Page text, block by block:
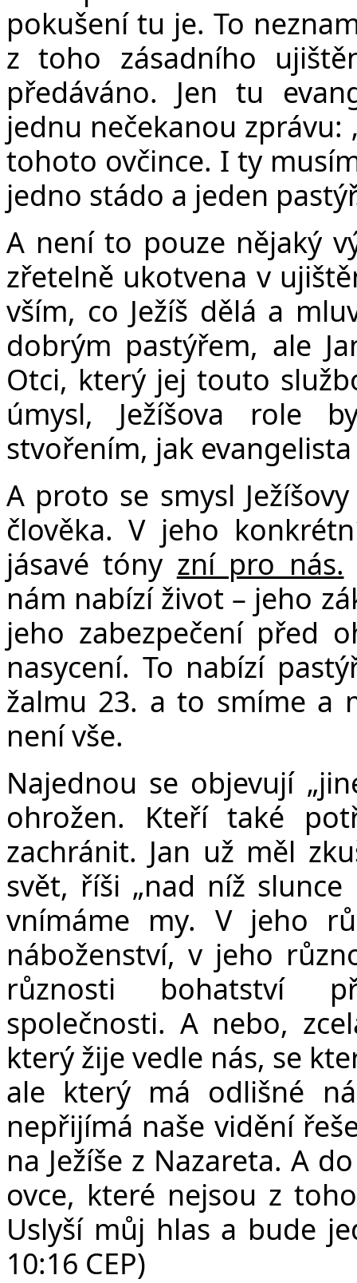
pokušení tu je. To
z toho zásadního
předáváno. Jen tu
jednu nečekanou zprávu:
tohoto ovčince. I ty
jedno stádo a jeden
A není to pouze nějaký
zřetelně ukotvena v
vším, co Ježíš dělá a
dobrým pastýřem, ale
Otci, který jej touto
úmysl, Ježíšova role
stvořením, jak
A proto se smysl
člověka. V jeho
jásavé tóny zní pro nás.
nám nabízí život – jeho
jeho zabezpečení před
nasycení. To nabízí
žalmu 23. a to smíme a
není vše.
Najednou se objevují
ohrožen. Kteří také
zachránit. Jan už měl
svět, říši „nad níž
vnímáme my. V jeho
náboženství, v jeho
různosti bohatství
společnosti. A nebo,
který žije vedle nás, se
ale který má odlišné
nepřijímá naše vidění
na Ježíše z Nazareta. A
ovce, které nejsou z
Uslyší můj hlas a bude
10:16 CEP)